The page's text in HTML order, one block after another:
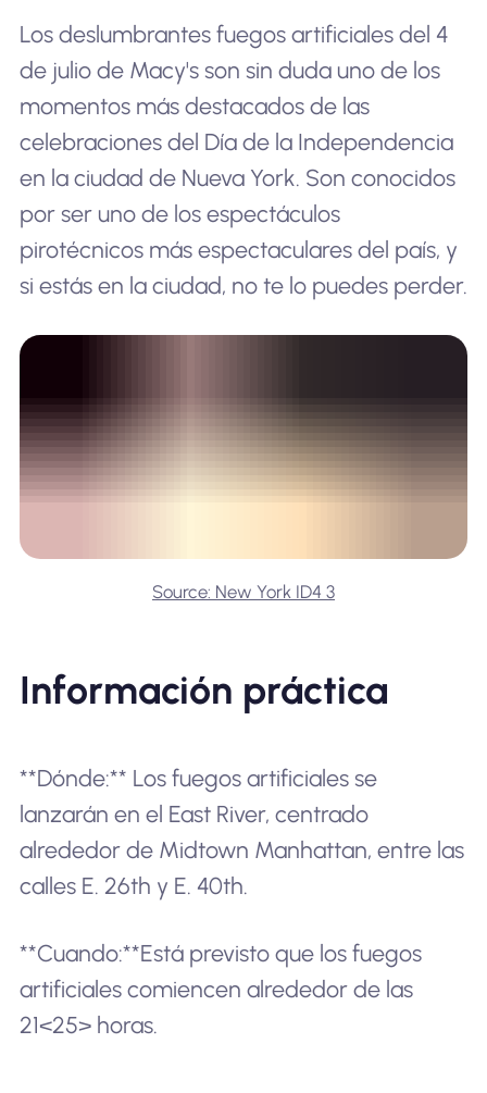
Los deslumbrantes fuegos artificiales del 4
de julio de Macy's son sin duda uno de los
momentos más destacados de las
celebraciones del Día de la Independencia
en la ciudad de Nueva York. Son conocidos
por ser uno de los espectáculos
pirotécnicos más espectaculares del país, y
si estás en la ciudad, no te lo puedes perder.
Source: New York ID4 3
Información práctica
**Dónde:** Los fuegos artificiales se
lanzarán en el East River, centrado
alrededor de Midtown Manhattan, entre las
calles E. 26th y E. 40th.
**Cuando:**Está previsto que los fuegos
artificiales comiencen alrededor de las
21<25> horas.